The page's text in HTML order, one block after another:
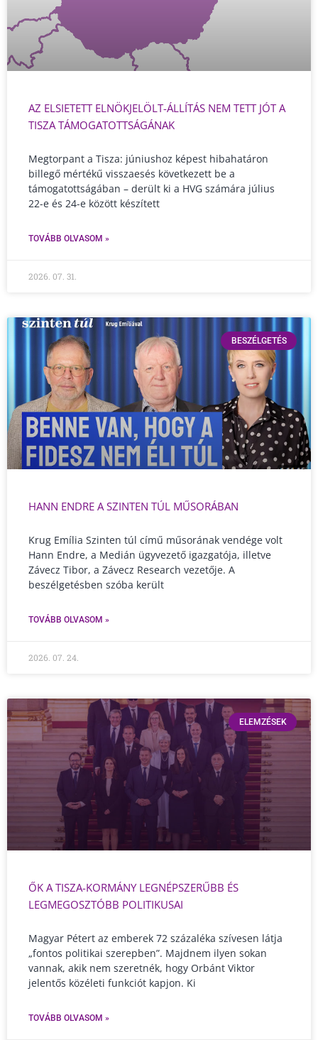
AZ ELSIETETT ELNÖKJELÖLT-ÁLLÍTÁS NEM TETT JÓT A
TISZA TÁMOGATOTTSÁGÁNAK
Megtorpant a Tisza: júniushoz képest hibahatáron
billegő mértékű visszaesés következett be a
támogatottságában – derült ki a HVG számára július
22-e és 24-e között készített
TOVÁBB OLVASOM »
2026. 07. 31.
BESZÉLGETÉS
HANN ENDRE A SZINTEN TÚL MŰSORÁBAN
Krug Emília Szinten túl című műsorának vendége volt
Hann Endre, a Medián ügyvezető igazgatója, illetve
Závecz Tibor, a Závecz Research vezetője. A
beszélgetésben szóba került
TOVÁBB OLVASOM »
2026. 07. 24.
ELEMZÉSEK
ŐK A TISZA-KORMÁNY LEGNÉPSZERŰBB ÉS
LEGMEGOSZTÓBB POLITIKUSAI
Magyar Pétert az emberek 72 százaléka szívesen látja
„fontos politikai szerepben”. Majdnem ilyen sokan
vannak, akik nem szeretnék, hogy Orbánt Viktor
jelentős közéleti funkciót kapjon. Ki
TOVÁBB OLVASOM »